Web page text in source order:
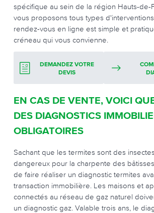
spécifique au sein de la région Hauts-de-
vous proposons tous types
rendez-vous en ligne est simple et
créneau qui vous convienne.
DEMANDEZ VOTRE
DEVIS
EN CAS DE VENTE, VOICI
DES DIAGNOSTICS
OBLIGATOIRES
Sachant que les termites sont des
dangereux pour la charpente des
de faire réaliser un diagnostic termites
transaction immobilière. Les maisons et
connectés au réseau de gaz naturel
un diagnostic gaz. Valable trois ans, le